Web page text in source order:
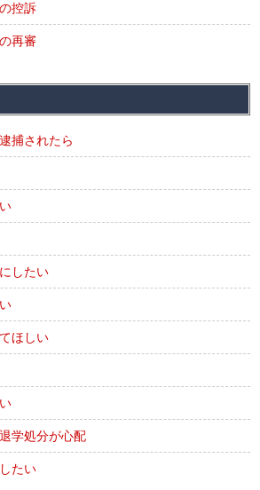
控訴
再審
捕されたら
したい
ほしい
学処分が心配
たい